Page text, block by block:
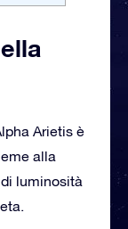
Arietis è
alla
luminosità